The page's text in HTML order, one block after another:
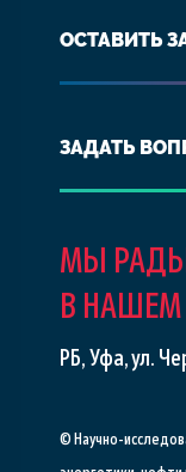
ОСТАВИТЬ
ЗАДАТЬ
МЫ
В
РБ, Уфа, ул.
© Научно-